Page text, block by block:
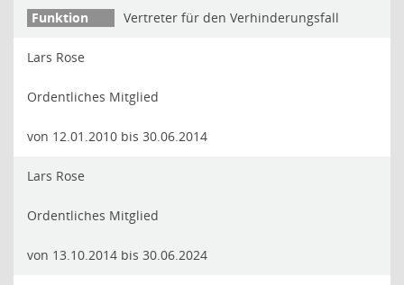
Vertreter für den Verhinderungsfall
Lars Rose
Ordentliches Mitglied
von 12.01.2010 bis 30.06.2014
Lars Rose
Ordentliches Mitglied
von 13.10.2014 bis 30.06.2024